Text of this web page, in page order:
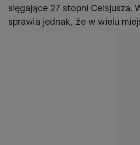
sięgające 27 stopni Celsjusza.
sprawia jednak, że w wielu